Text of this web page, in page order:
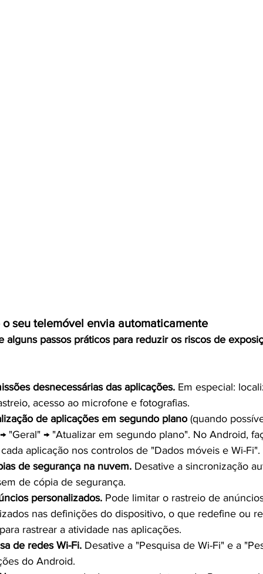
seu telemóvel envia automaticamente
alguns passos práticos para reduzir os riscos de
desnecessárias das aplicações. Em especial:
acesso ao microfone e fotografias.
de aplicações em segundo plano (quando
"Geral" → "Atualizar em segundo plano". No Android,
aplicação nos controlos de "Dados móveis e Wi-Fi".
de segurança na nuvem. Desative a sincronização
de cópia de segurança.
personalizados. Pode limitar o rastreio de
nas definições do dispositivo, o que redefine ou
rastrear a atividade nas aplicações.
de redes Wi-Fi. Desative a "Pesquisa de Wi-Fi" e a
do Android.